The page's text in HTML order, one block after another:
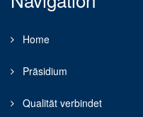
Home
Präsidium
Qualität verbindet